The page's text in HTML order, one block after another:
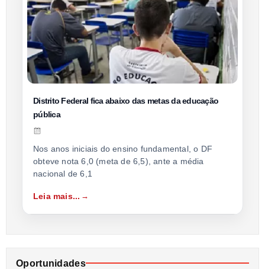
Distrito Federal fica abaixo das metas da educação
pública
Nos anos iniciais do ensino fundamental, o DF
obteve nota 6,0 (meta de 6,5), ante a média
nacional de 6,1
Leia mais...
Oportunidades